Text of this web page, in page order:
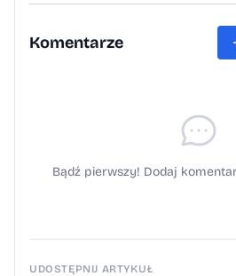
Komentarze
Bądź pierwszy! Dodaj
UDOSTĘPNIJ ARTYKUŁ